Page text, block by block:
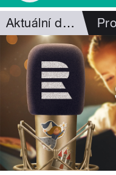
Aktuální dění